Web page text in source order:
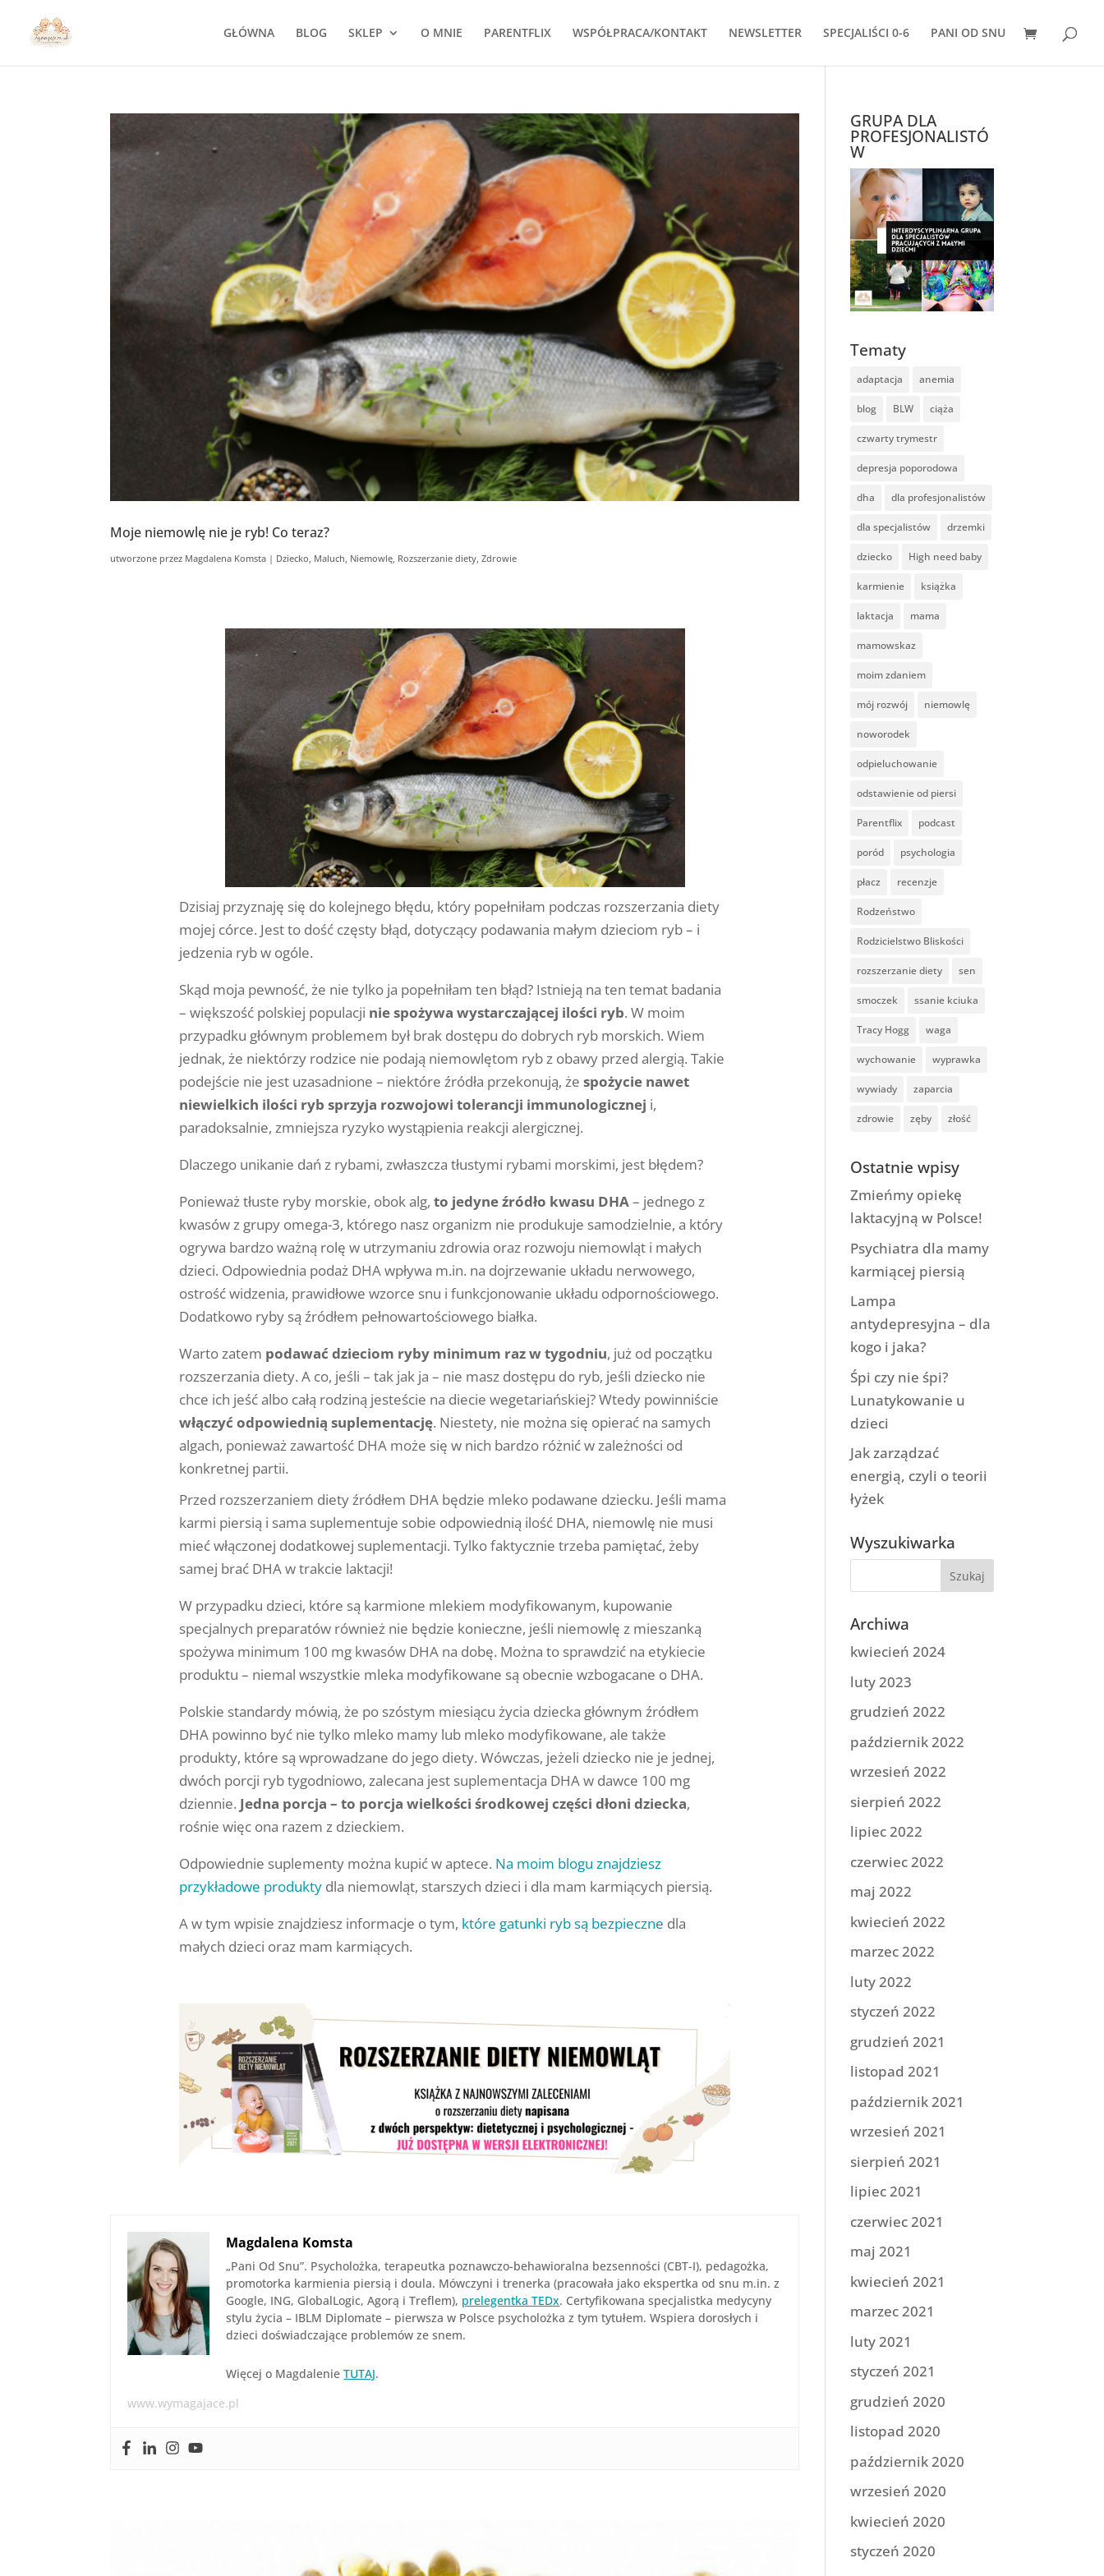
GŁÓWNA BLOG SKLEP O MNIE PARENTFLIX WSPÓŁPRACA/KONTAKT NEWSLETTER SPECJALIŚCI 0-6 PANI OD SNU
Moje niemowlę nie je ryb! Co teraz?
utworzone przez Magdalena Komsta | Dziecko Maluch Niemowlę Rozszerzanie diety ,Zdrowie
Dzisiaj przyznaję się do kolejnego błędu, który popełniłam podczas rozszerzania diety
mojej córce. Jest to dość częsty błąd, dotyczący podawania małym dzieciom ryb – i
jedzenia ryb w ogóle.
Skąd moja pewność, że nie tylko ja popełniłam ten błąd? Istnieją na ten temat badania
– większość polskiej populacji nie spożywa wystarczającej ilości ryb. W moim
przypadku głównym problemem był brak dostępu do dobrych ryb morskich. Wiem
jednak, że niektórzy rodzice nie podają niemowlętom ryb z obawy przed alergią. Takie
podejście nie jest uzasadnione – niektóre źródła przekonują, żespożycie nawet
niewielkich ilości ryb sprzyja rozwojowi tolerancji immunologicznej i,
paradoksalnie, zmniejsza ryzyko wystąpienia reakcji alergicznej.
Dlaczego unikanie dań z rybami, zwłaszcza tłustymi rybami morskimi, jest błędem?
Ponieważ tłuste ryby morskie, obok alg, to jedyne źródło kwasu DHA– jednego z
kwasów z grupy omega-3, którego nasz organizm nie produkuje samodzielnie, a który
ogrywa bardzo ważną rolę w utrzymaniu zdrowia oraz rozwoju niemowląt i małych
dzieci. Odpowiednia podaż DHA wpływa m.in. na dojrzewanie układu nerwowego,
ostrość widzenia, prawidłowe wzorce snu i funkcjonowanie układu odpornościowego.
Dodatkowo ryby są źródłem pełnowartościowego białka.
Warto zatem podawać dzieciom ryby minimum raz w tygodniu, już od początku
rozszerzania diety. A co, jeśli – tak jak ja – nie masz dostępu do ryb, jeśli dziecko nie
chce ich jeść albo całą rodziną jesteście na diecie wegetariańskiej? Wtedy powinniście
włączyć odpowiednią suplementację. Niestety, nie można się opierać na samych
algach, ponieważ zawartość DHA może się w nich bardzo różnić w zależności od
konkretnej partii.
Przed rozszerzaniem diety źródłem DHA będzie mleko podawane dziecku. Jeśli mama
karmi piersią i sama suplementuje sobie odpowiednią ilość DHA, niemowlę nie musi
mieć włączonej dodatkowej suplementacji. Tylko faktycznie trzeba pamiętać, żeby
samej brać DHA w trakcie laktacji!
W przypadku dzieci, które są karmione mlekiem modyfikowanym, kupowanie
specjalnych preparatów również nie będzie konieczne, jeśli niemowlę z mieszanką
spożywa minimum 100 mg kwasów DHA na dobę. Można to sprawdzić na etykiecie
produktu – niemal wszystkie mleka modyfikowane są obecnie wzbogacane o DHA.
Polskie standardy mówią, że po szóstym miesiącu życia dziecka głównym źródłem
DHA powinno być nie tylko mleko mamy lub mleko modyfikowane, ale także
produkty, które są wprowadzane do jego diety. Wówczas, jeżeli dziecko nie je jednej,
dwóch porcji ryb tygodniowo, zalecana jest suplementacja DHA w dawce 100 mg
dziennie. Jedna porcja – to porcja wielkości środkowej części dłoni dziecka,
rośnie więc ona razem z dzieckiem.
Odpowiednie suplementy można kupić w aptece. Na moim blogu znajdziesz
przykładowe produkty dla niemowląt, starszych dzieci i dla mam karmiących piersią.
A w tym wpisie znajdziesz informacje o tym, które gatunki ryb są bezpieczne dla
małych dzieci oraz mam karmiących.
Magdalena Komsta
„Pani Od Snu”. Psycholożka, terapeutka poznawczo-behawioralna bezsenności (CBT-I), pedagożka,
promotorka karmienia piersią i doula. Mówczyni i trenerka (pracowała jako ekspertka od snu m.in. z
Google, ING, GlobalLogic, Agorą i Treflem), prelegentka TEDx. Certyfikowana specjalistka medycyny
stylu życia – IBLM Diplomate – pierwsza w Polsce psycholożka z tym tytułem. Wspiera dorosłych i
dzieci doświadczające problemów ze snem.
Więcej o MagdalenieTUTAJ.
www.wymagajace.pl
GRUPA DLA
PROFESJONALISTÓ
W
Tematy
adaptacja anemia
blog BLW ciąża
czwarty trymestr
depresja poporodowa
dha dla profesjonalistów
dla specjalistów drzemki
dziecko High need baby
karmienie książka
laktacja mama
mamowskaz
moim zdaniem
mój rozwój niemowlę
noworodek
odpieluchowanie
odstawienie od piersi
Parentflix podcast
poród psychologia
płacz recenzje
Rodzeństwo
Rodzicielstwo Bliskości
rozszerzanie diety sen
smoczek ssanie kciuka
Tracy Hogg waga
wychowanie wyprawka
wywiady zaparcia
zdrowie zęby złość
Ostatnie wpisy
Zmieńmy opiekę
laktacyjną w Polsce!
Psychiatra dla mamy
karmiącej piersią
Lampa
antydepresyjna – dla
kogo i jaka?
Śpi czy nie śpi?
Lunatykowanie u
dzieci
Jak zarządzać
energią, czyli o teorii
łyżek
Wyszukiwarka
Archiwa
kwiecień 2024
luty 2023
grudzień 2022
październik 2022
wrzesień 2022
sierpień 2022
lipiec 2022
czerwiec 2022
maj 2022
kwiecień 2022
marzec 2022
luty 2022
styczeń 2022
grudzień 2021
listopad 2021
październik 2021
wrzesień 2021
sierpień 2021
lipiec 2021
czerwiec 2021
maj 2021
kwiecień 2021
marzec 2021
luty 2021
styczeń 2021
grudzień 2020
listopad 2020
październik 2020
wrzesień 2020
kwiecień 2020
styczeń 2020